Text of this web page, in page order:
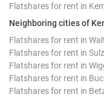
Flatshares for rent in
Neighboring cities of
Flatshares for rent in
Flatshares for rent in
Flatshares for rent in
Flatshares for rent in
Flatshares for rent in